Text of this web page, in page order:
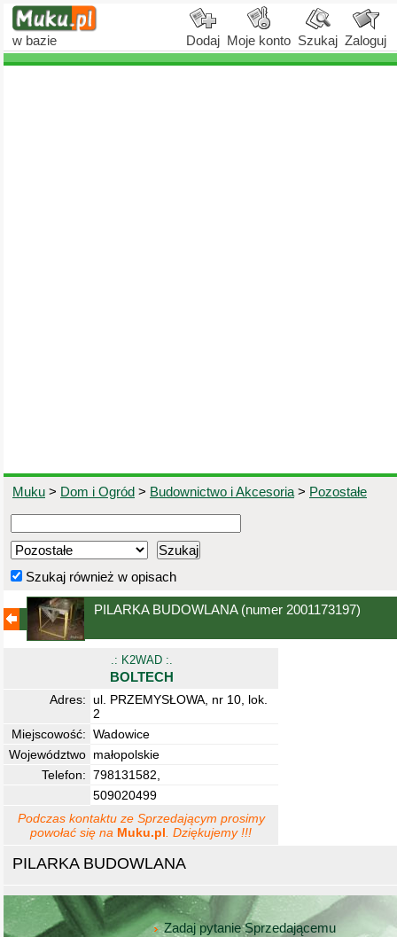
w bazie Dodaj Moje konto Szukaj Zaloguj
Muku > Dom i Ogród > Budownictwo i Akcesoria > Pozostałe
Szukaj również w opisach
PILARKA BUDOWLANA (numer 2001173197)
PILARKA BUDOWLANA
Zadaj pytanie Sprzedającemu
.: K2WAD :.
BOLTECH
Adres: ul. PRZEMYSŁOWA, nr 10, lok.
2
Miejscowość: Wadowice
Województwo małopolskie
Telefon: 798131582,
509020499
Podczas kontaktu ze Sprzedającym prosimy
powołać się na Muku.pl . Dziękujemy !!!